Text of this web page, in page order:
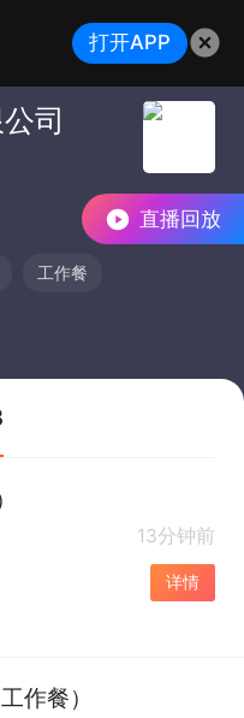
直播回放
司
工作餐
13分钟前
详情
作餐）
打开APP